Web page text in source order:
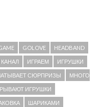
GOLOVE HEADBAND
ИГРАЕМ ИГРУШКИ
СЮРПРИЗЫ МНОГО
ИГРУШКИ
ШАРИКАМИ